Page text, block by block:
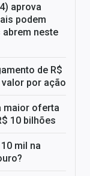
aprova
podem
abrem neste
de R$
por ação
maior oferta
10 bilhões
mil na